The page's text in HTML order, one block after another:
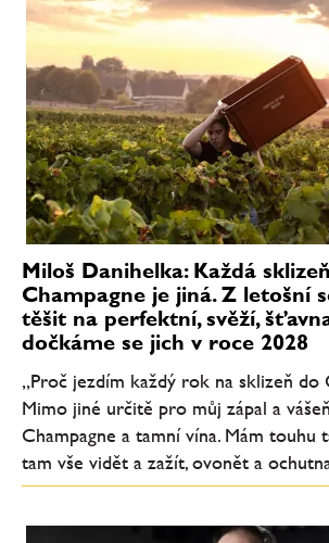
Miloš Danihelka: Každá
Champagne je jiná. Z letošní
těšit na perfektní, svěží,
dočkáme se jich v roce 2028
„Proč jezdím každý rok na sklizeň do
Mimo jiné určitě pro můj zápal a
Champagne a tamní vína. Mám touhu
tam vše vidět a zažít, ovonět a